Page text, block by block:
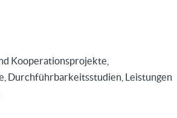
Kooperationsprojekte,
Durchführbarkeitsstudien, Leistungen